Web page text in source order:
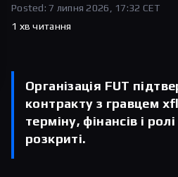
Posted: 7 липня 2026, 17:32 CET
1 хв читання
Організація FUT
контракту з гравцем
терміну, фінансів і
розкриті.